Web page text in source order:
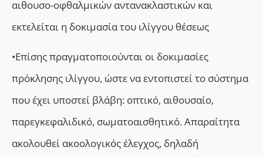
αιθουσο-οφθαλμικών αντανακλαστικών και
εκτελείται η δοκιμασία του ιλίγγου θέσεως
•Επίσης πραγματοποιούνται οι δοκιμασίες
πρόκλησης ιλίγγου, ώστε να εντοπιστεί το σύστημα
που έχει υποστεί βλάβη: οπτικό, αιθουσαίο,
παρεγκεφαλιδικό, σωματοαισθητικό. Απαραίτητα
ακολουθεί ακοολογικός έλεγχος, δηλαδή